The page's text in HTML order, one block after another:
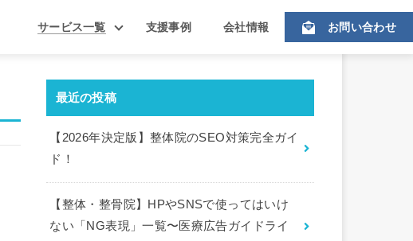
サービス一覧 支援事例 会社情報 お問い合わせ
最近の投稿
【2026年決定版】整体院のSEO対策完全ガイ
ド！
【整体・整骨院】HPやSNSで使ってはいけ
ない「NG表現」一覧〜医療広告ガイドライ